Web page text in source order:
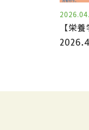
【栄